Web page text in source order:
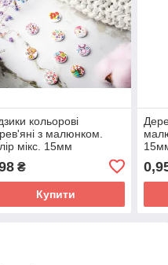
кольорові
з малюнком.
мікс. 15мм
₴
Купити